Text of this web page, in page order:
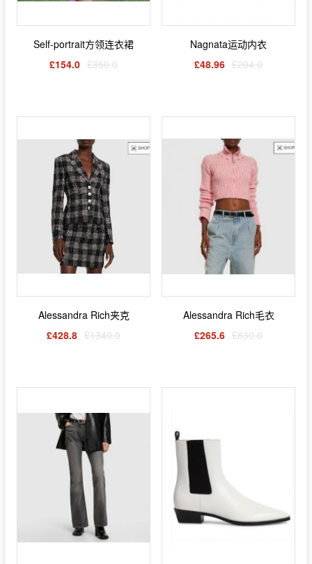
Self-portrait方领连衣裙
£154.0 £350.0
Nagnata运动内衣
£48.96 £204.0
Alessandra Rich夹克
£428.8 £1340.0
Alessandra Rich毛衣
£265.6 £830.0